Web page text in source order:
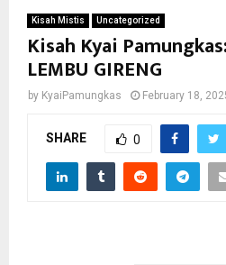
Kisah Mistis Uncategorized
Kisah Kyai
LEMBU GIRENG
by KyaiPamungkas February 18,
SHARE 0